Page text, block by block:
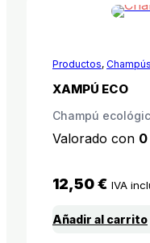
Productos, Champús
XAMPÚ ECO
Champú
Valorado con 0
12,50€ IVA
Añadir al carrito